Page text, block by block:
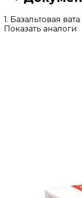
1. Базальтовая вата
Показать аналоги